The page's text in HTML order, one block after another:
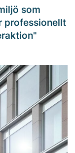
som
professionellt